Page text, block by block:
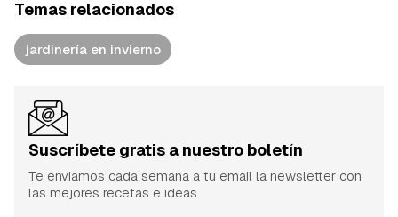
Temas relacionados
jardinería en invierno
Suscríbete gratis a nuestro boletín
Te enviamos cada semana a tu email la newsletter con
las mejores recetas e ideas.